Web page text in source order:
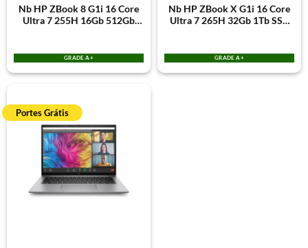
Nb HP ZBook 8 G1i 16 Core
Ultra 7 255H 16Gb 512Gb
GRADE A+
Nb HP ZBook X G1i 16 Core
Ultra 7 265H 32Gb 1Tb SSD
GRADE A+
Portes Grátis